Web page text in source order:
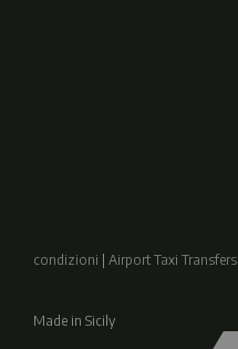
condizioni Airport Taxi Transfers
Made in Sicily